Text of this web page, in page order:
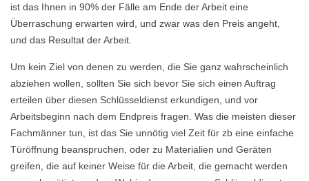
ist das Ihnen in 90% der Fälle am Ende der Arbeit eine
Überraschung erwarten wird, und zwar was den Preis angeht,
und das Resultat der Arbeit.
Um kein Ziel von denen zu werden, die Sie ganz wahrscheinlich
abziehen wollen, sollten Sie sich bevor Sie sich einen Auftrag
erteilen über diesen Schlüsseldienst erkundigen, und vor
Arbeitsbeginn nach dem Endpreis fragen. Was die meisten dieser
Fachmänner tun, ist das Sie unnötig viel Zeit für zb eine einfache
Türöffnung beanspruchen, oder zu Materialien und Geräten
greifen, die auf keiner Weise für die Arbeit, die gemacht werden